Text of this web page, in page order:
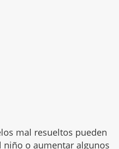
mal resueltos pueden
niño o aumentar algunos